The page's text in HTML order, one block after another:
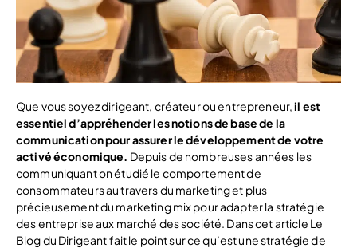
Que vous soyez dirigeant, créateur ou entrepreneur,il est
essentiel d’appréhender les notions de base de la
communication pour assurer le développement de votre
activé économique. Depuis de nombreuses années les
communiquant on étudié le comportement de
consommateurs au travers du marketing et plus
précieusement du marketing mix pour adapter la stratégie
des entreprise aux marché des société. Dans cet article Le
Blog du Dirigeant fait le point sur ce qu’est une stratégie de